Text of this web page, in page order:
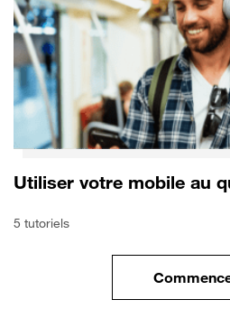
Utiliser votre mobile au
5 tutoriels
le